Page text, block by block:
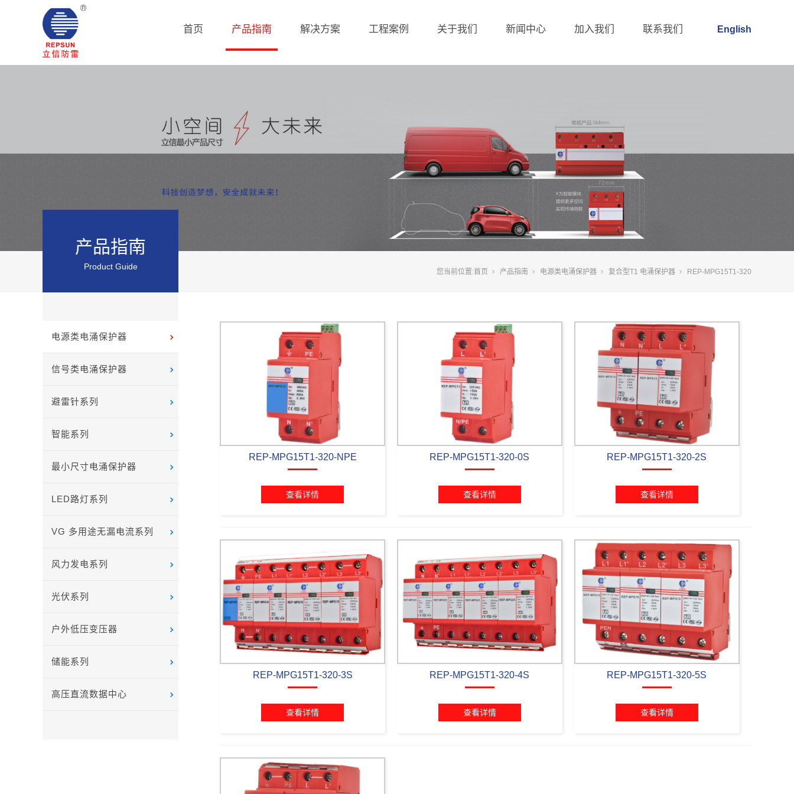
首页 产品指南 解决方案 工程案例 关于我们 新闻中心 加入我们 联系我们 English
产品指南
Product Guide
电源类电涌保护器
信号类电涌保护器
避雷针系列
智能系列
最小尺寸电涌保护器
LED路灯系列
VG 多用途无漏电流系列
风力发电系列
光伏系列
户外低压变压器
储能系列
高压直流数据中心
您当前位置:首页 产品指南 电源类电涌保护器 复合型T1 电涌保护器 REP-MPG15T1-320
REP-MPG15T1-320-NPE
查看详情
REP-MPG15T1-320-0S
查看详情
REP-MPG15T1-320-2S
查看详情
REP-MPG15T1-320-3S
查看详情
REP-MPG15T1-320-4S
查看详情
REP-MPG15T1-320-5S
查看详情